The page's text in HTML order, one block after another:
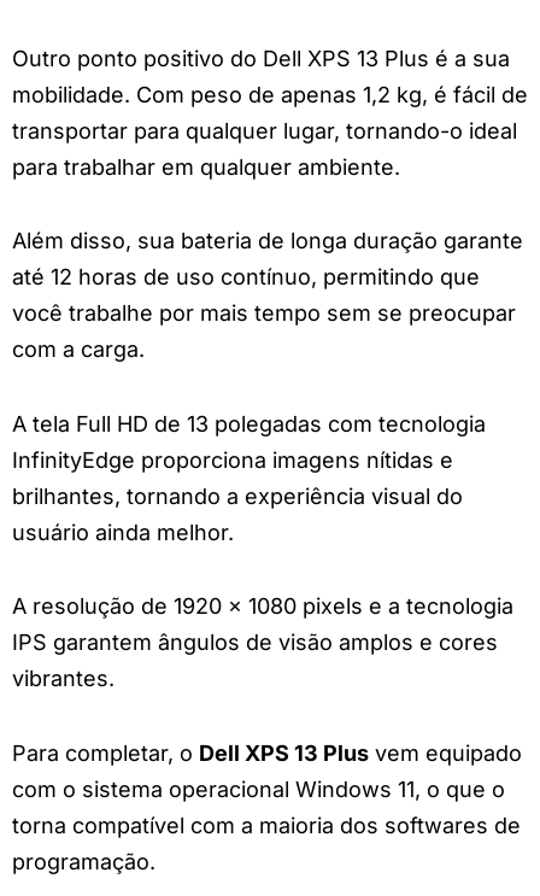
Outro ponto positivo do Dell XPS 13 Plus é a sua
mobilidade. Com peso de apenas 1,2 kg, é fácil de
transportar para qualquer lugar, tornando-o ideal
para trabalhar em qualquer ambiente.
Além disso, sua bateria de longa duração garante
até 12 horas de uso contínuo, permitindo que
você trabalhe por mais tempo sem se preocupar
com a carga.
A tela Full HD de 13 polegadas com tecnologia
InfinityEdge proporciona imagens nítidas e
brilhantes, tornando a experiência visual do
usuário ainda melhor.
A resolução de 1920 x 1080 pixels e a tecnologia
IPS garantem ângulos de visão amplos e cores
vibrantes.
Para completar, o Dell XPS 13 Plus vem equipado
com o sistema operacional Windows 11, o que o
torna compatível com a maioria dos softwares de
programação.